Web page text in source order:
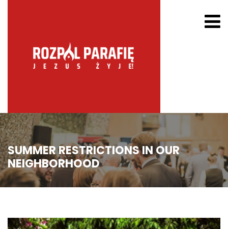
SUMMER RESTRICTIONS IN OUR
NEIGHBORHOOD